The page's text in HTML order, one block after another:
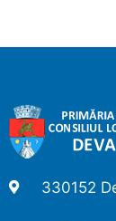
330152